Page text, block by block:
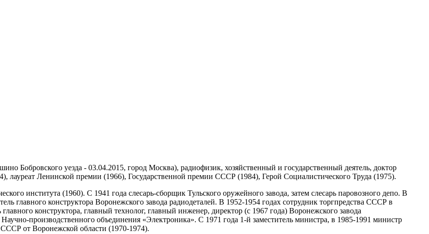
Бобровского уезда - 03.04.2015, город Москва), радиофизик, хозяйственный и государственный деятель, доктор
лауреат Ленинской премии (1966), Государственной премии СССР (1984), Герой Социалистического Труда (1975).
института (1960). С 1941 года слесарь-сборщик Тульского оружейного завода, затем слесарь паровозного депо. В
главного конструктора Воронежского завода радиодеталей. В 1952-1954 годах сотрудник торгпредства СССР в
конструктора, главный технолог, главный инженер, директор (с 1967 года) Воронежского завода
производственного объединения «Электроника». С 1971 года 1-й заместитель министра, в 1985-1991 министр
от Воронежской области (1970-1974).